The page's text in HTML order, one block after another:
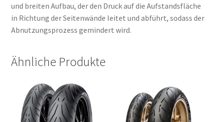
und breiten Aufbau, der den Druck auf die Aufstandsfläche
in Richtung der Seitenwände leitet und abführt, sodass der
Abnutzungsprozess gemindert wird.
Ähnliche Produkte